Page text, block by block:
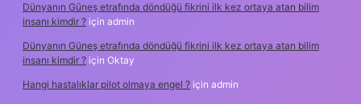
Dünyanın Güneş etrafında döndüğü fikrini ilk kez ortaya atan bilim
insanı kimdir ? için admin
Dünyanın Güneş etrafında döndüğü fikrini ilk kez ortaya atan bilim
insanı kimdir ? için Oktay
Hangi hastalıklar pilot olmaya engel ? için admin